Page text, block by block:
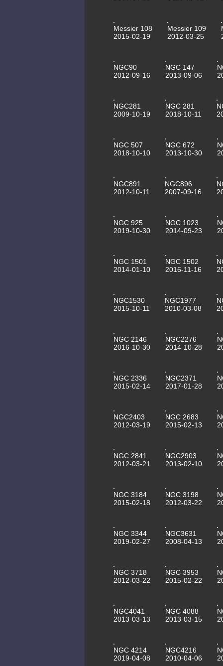
Messier 108
2015-02-19
Messier 109
2012-03-25
NGC90
2012-09-16
NGC 147
2013-09-06
NGC281
2009-10-19
NGC 281
2018-10-11
NGC 507
2018-10-10
NGC 672
2013-10-30
NGC891
2012-10-11
NGC896
2007-09-16
NGC 925
2019-10-30
NGC 1023
2014-09-23
NGC 1501
2014-01-10
NGC 1502
2016-11-16
NGC1530
2015-10-11
NGC1977
2010-03-08
NGC 2146
2016-10-30
NGC2276
2014-10-28
NGC 2336
2015-02-14
NGC2371
2017-01-28
NGC2403
2012-03-19
NGC 2683
2015-02-13
NGC 2841
2012-03-21
NGC2903
2013-02-10
NGC 3184
2015-02-18
NGC 3198
2012-03-22
NGC 3344
2019-02-27
NGC3631
2008-04-13
NGC 3718
2012-03-22
NGC 3953
2015-02-22
NGC4041
2013-03-13
NGC 4088
2013-03-15
NGC 4214
2019-04-08
NGC4216
2010-04-06